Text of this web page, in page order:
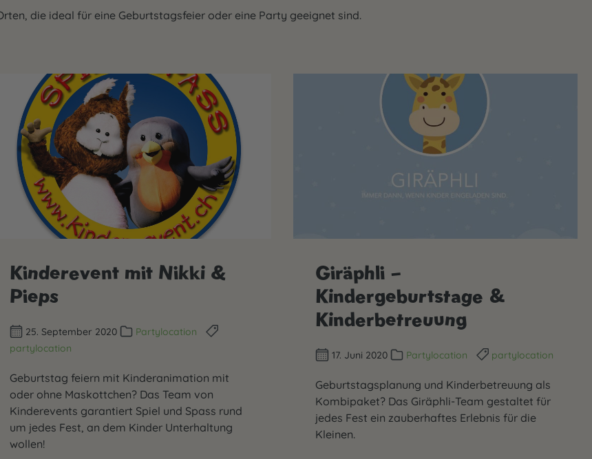
die ideal für eine Geburtstagsfeier oder eine Party geeignet sind.
Kinderevent mit Nikki &
Pieps
25. September 2020
Partylocation
partylocation
Geburtstag feiern mit Kinderanimation mit
oder ohne Maskottchen? Das Team von
Kinderevents garantiert Spiel und Spass rund
um jedes Fest, an dem Kinder Unterhaltung
wollen!
Giräphli –
Kindergeburtstage &
Kinderbetreuung
17. Juni 2020 Partylocation partylocation
Geburtstagsplanung und Kinderbetreuung als
Kombipaket? Das Giräphli-Team gestaltet für
jedes Fest ein zauberhaftes Erlebnis für die
Kleinen.